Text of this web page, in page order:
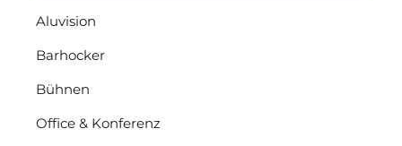
Aluvision
Barhocker
Bühnen
Office & Konferenz